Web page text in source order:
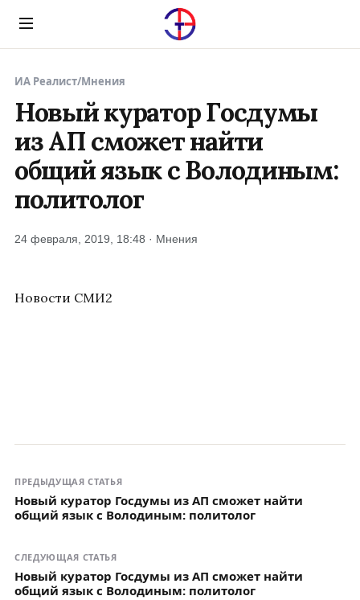
Menu
ИА Реалист/Мнения
Новый куратор Госдумы
из АП сможет найти
общий язык с Володиным:
политолог
24 февраля, 2019, 18:48 · Мнения
Новости СМИ2
ПРЕДЫДУЩАЯ СТАТЬЯ
Новый куратор Госдумы из АП сможет найти
общий язык с Володиным: политолог
СЛЕДУЮЩАЯ СТАТЬЯ
Новый куратор Госдумы из АП сможет найти
общий язык с Володиным: политолог